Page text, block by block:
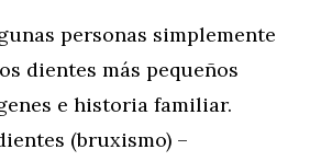
personas simplemente
dientes más pequeños
e historia familiar.
(bruxismo) –